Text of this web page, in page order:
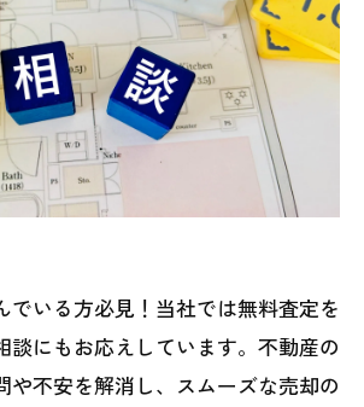
でいる方必見！当社では無料査定を
談にもお応えしています。不動産の
や不安を解消し、スムーズな売却の